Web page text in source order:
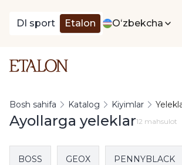
DI sport Etalon Oʻzbekcha
Bosh sahifa Katalog Kiyimlar
Ayollarga yeleklar12 mahsulot
BOSS GEOX PENNYBLACK